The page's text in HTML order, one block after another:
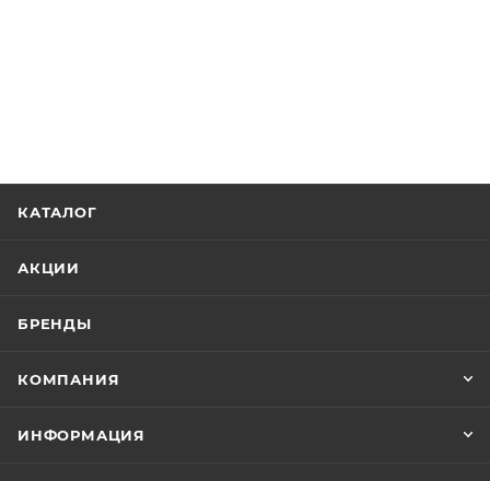
КАТАЛОГ
АКЦИИ
БРЕНДЫ
КОМПАНИЯ
ИНФОРМАЦИЯ